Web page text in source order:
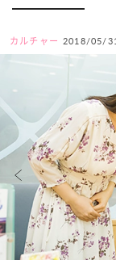
カルチャー 2018/05/